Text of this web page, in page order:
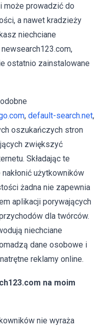
może prowadzić do
a nawet kradzieży
niechciane
ostatnio zainstalowane
, default-search.net,
oszukańczych stron
zwiększyć
Składając te
użytkowników
żadna nie zapewnia
aplikacji porywających
dla twórców.
niechciane
dane osobowe i
reklamy online.
na moim
nie wyraża